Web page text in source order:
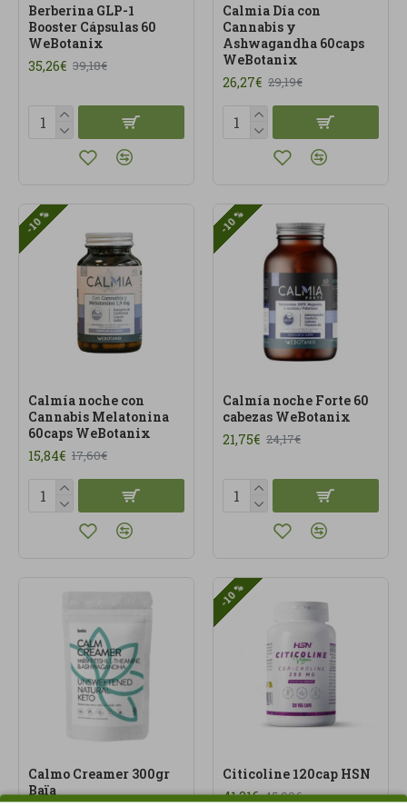
Berberina GLP-1
Booster Cápsulas 60
WeBotanix
35,26€ 39,18€
Calmia Día con
Cannabis y
Ashwagandha 60caps
WeBotanix
26,27€ 29,19€
-10 %
Calmía noche con
Cannabis Melatonina
60caps WeBotanix
15,84€ 17,60€
-10 %
Calmía noche Forte 60
cabezas WeBotanix
21,75€ 24,17€
Calmo Creamer 300gr
Baïa
-10 %
Citicoline 120cap HSN
41,31€ 45,90€